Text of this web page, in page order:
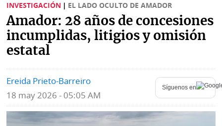
Judiciales
Política
Economía
Deportes
Tecnología
K
Vivir+
Blogs
Fotografías
Videos
INVESTIGACIÓN | EL LADO OCULTO DE AMADOR
Amador: 28 años de concesiones
incumplidas, litigios y omisión
estatal
Ereida Prieto-Barreiro
18 may 2026 - 05:05 AM
Síguenos en